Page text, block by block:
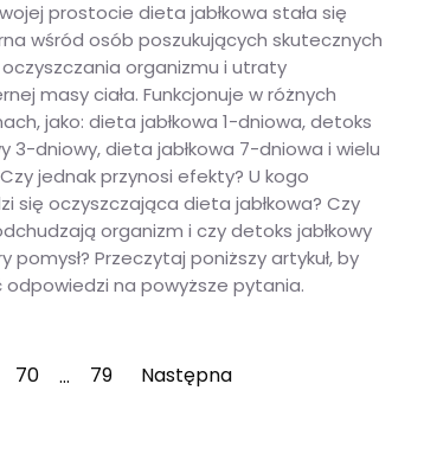
prostocie dieta jabłkowa stała się
wśród osób poszukujących skutecznych
organizmu i utraty
masy ciała. Funkcjonuje w różnych
jako: dieta jabłkowa 1-dniowa, detoks
3-dniowy, dieta jabłkowa 7-dniowa i wielu
jednak przynosi efekty? U kogo
się oczyszczająca dieta jabłkowa? Czy
organizm i czy detoks jabłkowy
pomysł? Przeczytaj poniższy artykuł, by
odpowiedzi na powyższe pytania.
70 … 79 Następna